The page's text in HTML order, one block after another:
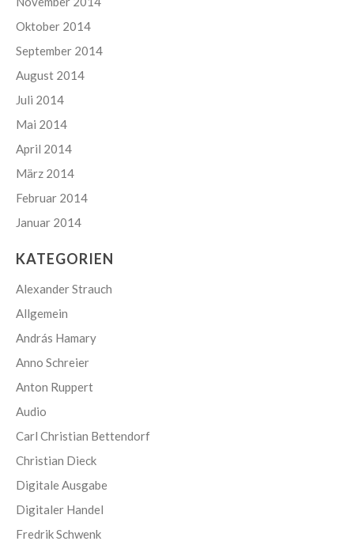
Oktober 2014
September 2014
August 2014
Juli 2014
Mai 2014
April 2014
März 2014
Februar 2014
Januar 2014
KATEGORIEN
Alexander Strauch
Allgemein
András Hamary
Anno Schreier
Anton Ruppert
Audio
Carl Christian Bettendorf
Christian Dieck
Digitale Ausgabe
Digitaler Handel
Fredrik Schwenk